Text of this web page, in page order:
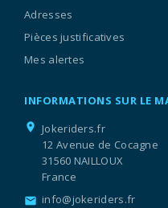
Adresses
Pièces justificatives
Mes alertes
INFORMATIONS SUR LE
location_on
Jokeriders.fr
12 Avenue de Cocagne
31560 NAILLOUX
France
email info@jokeriders.fr